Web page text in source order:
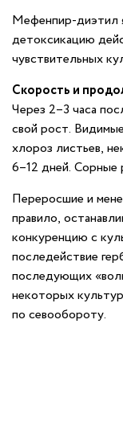
Мефенпир-диэтил
детоксикацию
чувствительных
Скорость и
Через 2–3 часа
свой рост.
хлороз листьев,
6–12 дней. Сорные
Переросшие и
правило,
конкуренцию с
последействие
последующих
некоторых
по севообороту.